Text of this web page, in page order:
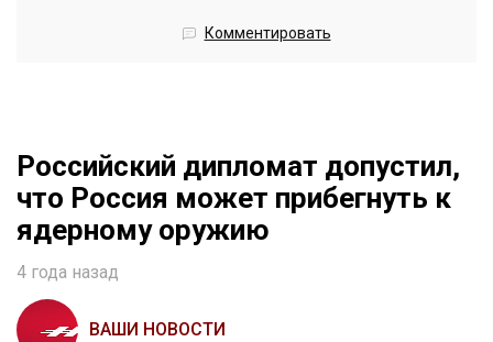
Комментировать
Российский дипломат допустил,
что Россия может прибегнуть к
ядерному оружию
4 года назад
ВАШИ НОВОСТИ